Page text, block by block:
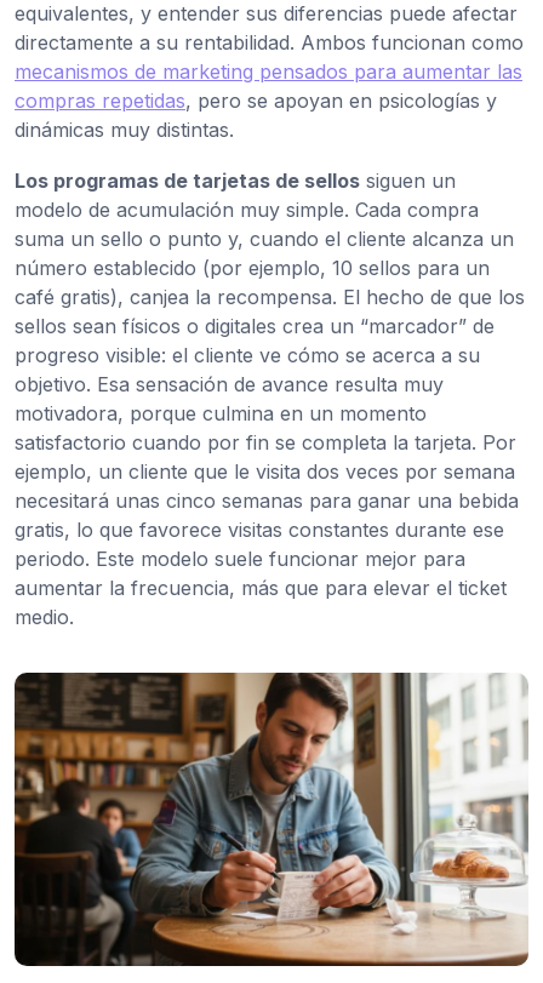
equivalentes, y entender sus diferencias puede afectar
directamente a su rentabilidad. Ambos funcionan como
mecanismos de marketing pensados para aumentar las
compras repetidas, pero se apoyan en psicologías y
dinámicas muy distintas.
Los programas de tarjetas de sellos siguen un
modelo de acumulación muy simple. Cada compra
suma un sello o punto y, cuando el cliente alcanza un
número establecido (por ejemplo, 10 sellos para un
café gratis), canjea la recompensa. El hecho de que los
sellos sean físicos o digitales crea un “marcador” de
progreso visible: el cliente ve cómo se acerca a su
objetivo. Esa sensación de avance resulta muy
motivadora, porque culmina en un momento
satisfactorio cuando por fin se completa la tarjeta. Por
ejemplo, un cliente que le visita dos veces por semana
necesitará unas cinco semanas para ganar una bebida
gratis, lo que favorece visitas constantes durante ese
periodo. Este modelo suele funcionar mejor para
aumentar la frecuencia, más que para elevar el ticket
medio.